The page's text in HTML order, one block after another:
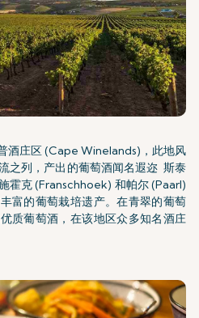
酒庄区 (Cape Winelands)，此地风
之列，产出的葡萄酒闻名遐迩 斯泰
霍克 (Franschhoek) 和帕尔 (Paarl)
富的葡萄栽培遗产。在青翠的葡萄
质葡萄酒，在该地区众多知名酒庄